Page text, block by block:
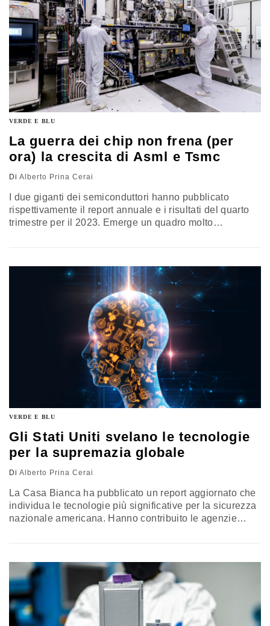
VERDE E BLU
La guerra dei chip non frena (per
ora) la crescita di Asml e Tsmc
Di Alberto Prina Cerai
I due giganti dei semiconduttori hanno pubblicato
rispettivamente il report annuale e i risultati del quarto
trimestre per il 2023. Emerge un quadro molto
cui i chip per l’intelligenza artificiale
VERDE E BLU
Gli Stati Uniti svelano le tecnologie
per la supremazia globale
Di Alberto Prina Cerai
La Casa Bianca ha pubblicato un report aggiornato che
individua le tecnologie più significative per la sicurezza
nazionale americana. Hanno contribuito le agenzie
pulita, quantum computing e semiconduttori…